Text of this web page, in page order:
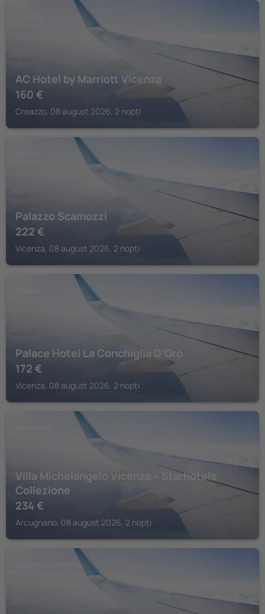
AC Hotel by Marriott Vicenza
160 €
Creazzo, 08 august 2026, 2 nopți
Palazzo Scamozzi
222 €
Vicenza, 08 august 2026, 2 nopți
Palace Hotel La Conchiglia D'Oro
172 €
Vicenza, 08 august 2026, 2 nopți
Villa Michelangelo Vicenza – Starhotels
Collezione
234 €
Arcugnano, 08 august 2026, 2 nopți
BASSANO DEL GRAPPA